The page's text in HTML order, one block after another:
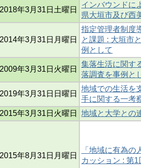
2018年3月31日土曜日
インバウンドに
県大垣市及び西
2014年3月31日月曜日
指定管理者制度
と課題 : 大垣市
例として
2009年3月31日火曜日
集落生活に関す
落調査を事例と
2019年3月31日日曜日
地域での生活を
手に関する一考
2015年3月31日火曜日
地域と大学との
2015年8月31日月曜日
「地域に有為
カッション : 第